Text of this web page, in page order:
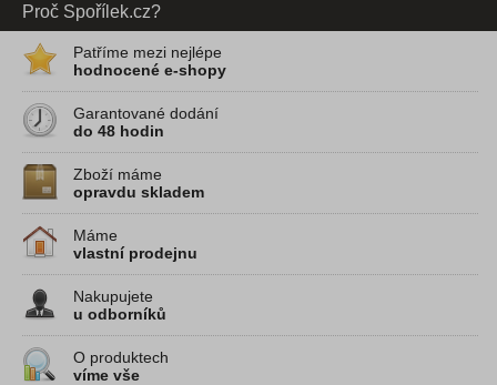
Proč Spořílek.cz?
Patříme mezi nejlépe
hodnocené e-shopy
Garantované dodání
do 48 hodin
Zboží máme
opravdu skladem
Máme
vlastní prodejnu
Nakupujete
u odborníků
O produktech
víme vše